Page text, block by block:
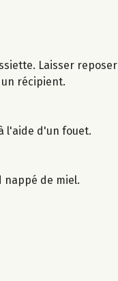
Laisser
récipient.
l'aide d'un fouet.
nappé de miel.